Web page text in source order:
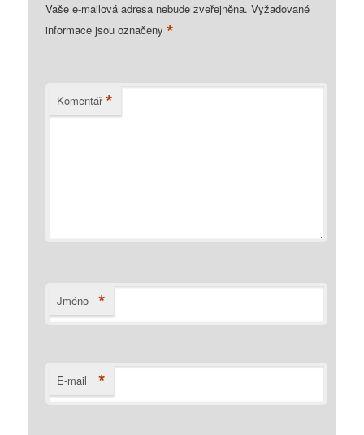
Vaše e-mailová adresa nebude zveřejněna. Vyžadované
informace jsou označeny*
Komentář *
Jméno *
E-mail *